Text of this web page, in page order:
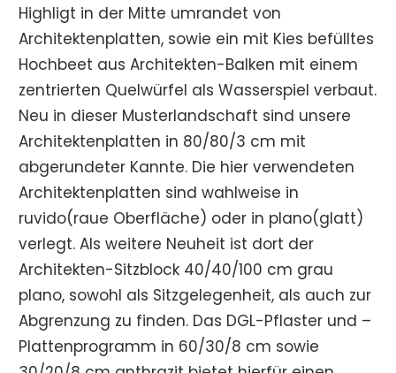
Highligt in der Mitte umrandet von
Architektenplatten, sowie ein mit Kies befülltes
Hochbeet aus Architekten-Balken mit einem
zentrierten Quelwürfel als Wasserspiel verbaut.
Neu in dieser Musterlandschaft sind unsere
Architektenplatten in 80/80/3 cm mit
abgerundeter Kannte. Die hier verwendeten
Architektenplatten sind wahlweise in
ruvido(raue Oberfläche) oder in plano(glatt)
verlegt. Als weitere Neuheit ist dort der
Architekten-Sitzblock 40/40/100 cm grau
plano, sowohl als Sitzgelegenheit, als auch zur
Abgrenzung zu finden. Das DGL-Pflaster und –
Plattenprogramm in 60/30/8 cm sowie